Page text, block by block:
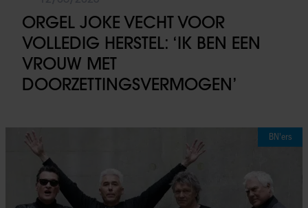
ORGEL JOKE VECHT VOOR
VOLLEDIG HERSTEL: ‘IK BEN EEN
VROUW MET
DOORZETTINGSVERMOGEN’
BN'ers